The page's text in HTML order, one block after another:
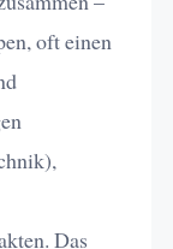
oft einen
Das